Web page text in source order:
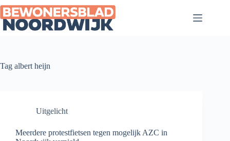
Ga
naar
de
inhoud
Tag albert heijn
Uitgelicht
Meerdere protestfietsen tegen mogelijk AZC in